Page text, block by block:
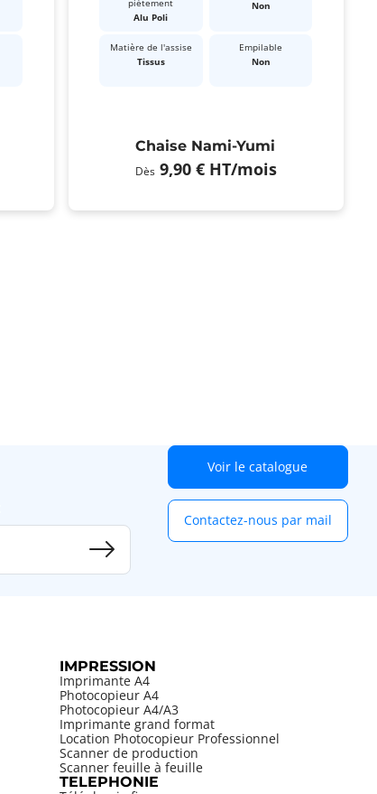
piètement
Alu Poli
Non
Matière de l'assise
Tissus
Empilable
Non
Chaise Nami-Yumi
Dès 9,90 € HT/mois
Voir le catalogue
Contactez-nous par mail
IMPRESSION
Imprimante A4
Photocopieur A4
Photocopieur A4/A3
Imprimante grand format
Location Photocopieur Professionnel
Scanner de production
Scanner feuille à feuille
TELEPHONIE